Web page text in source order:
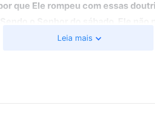
que Ele rompeu com essas
e a obra de Deus, “A respeito da Bíblia
todas as coisas; Ele não pode
Leia mais